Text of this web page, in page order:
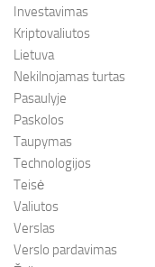
Investavimas
Kriptovaliutos
Lietuva
Nekilnojamas turtas
Pasaulyje
Paskolos
Taupymas
Technologijos
Teisė
Valiutos
Verslas
Verslo pardavimas